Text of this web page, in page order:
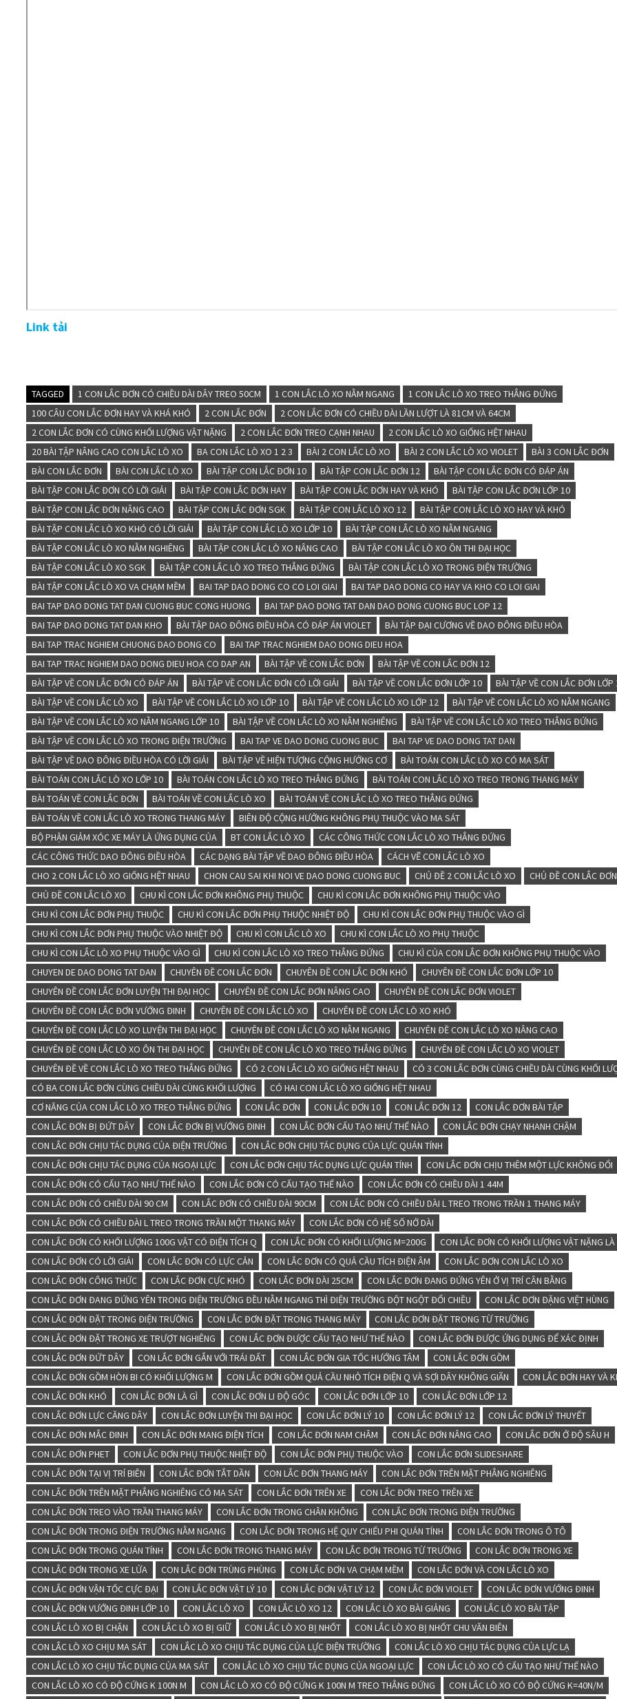
Link tải
TAGGED 1 CON LẮC ĐƠN CÓ CHIỀU DÀI DÂY TREO 50CM 1 CON LẮC LÒ XO NẰM NGANG
1 CON LẮC LÒ XO TREO THẲNG ĐỨNG
100 CÂU CON LẮC ĐƠN HAY VÀ KHÁ KHÓ
2 CON LẮC ĐƠN
2 CON LẮC ĐƠN CÓ CHIỀU DÀI LẦN LƯỢT LÀ 81CM VÀ 64CM
2 CON LẮC ĐƠN CÓ CÙNG KHỐI LƯỢNG VẬT NẶNG
2 CON LẮC ĐƠN TREO CẠNH NHAU
2 CON LẮC LÒ XO GIỐNG HỆT NHAU
20 BÀI TẬP NÂNG CAO CON LẮC LÒ XO
BA CON LẮC LÒ XO 1 2 3 BÀI 2 CON LẮC LÒ XO BÀI 2 CON LẮC LÒ XO VIOLET
BÀI 3 CON LẮC ĐƠN
BÀI CON LẮC ĐƠN
BÀI CON LẮC LÒ XO BÀI TẬP CON LẮC ĐƠN 10 BÀI TẬP CON LẮC ĐƠN 12
BÀI TẬP CON LẮC ĐƠN CÓ ĐÁP ÁN
BÀI TẬP CON LẮC ĐƠN CÓ LỜI GIẢI
BÀI TẬP CON LẮC ĐƠN HAY BÀI TẬP CON LẮC ĐƠN HAY VÀ KHÓ
BÀI TẬP CON LẮC ĐƠN LỚP 10
BÀI TẬP CON LẮC ĐƠN NÂNG CAO
BÀI TẬP CON LẮC ĐƠN SGK BÀI TẬP CON LẮC LÒ XO 12
BÀI TẬP CON LẮC LÒ XO HAY VÀ KHÓ
BÀI TẬP CON LẮC LÒ XO KHÓ CÓ LỜI GIẢI
BÀI TẬP CON LẮC LÒ XO LỚP 10
BÀI TẬP CON LẮC LÒ XO NẰM NGANG
BÀI TẬP CON LẮC LÒ XO NẰM NGHIÊNG
BÀI TẬP CON LẮC LÒ XO NÂNG CAO
BÀI TẬP CON LẮC LÒ XO ÔN THI ĐẠI HỌC
BÀI TẬP CON LẮC LÒ XO SGK
BÀI TẬP CON LẮC LÒ XO TREO THẲNG ĐỨNG
BÀI TẬP CON LẮC LÒ XO TRONG ĐIỆN TRƯỜNG
BÀI TẬP CON LẮC LÒ XO VA CHẠM MỀM
BAI TAP DAO DONG CO CO LOI GIAI
BAI TAP DAO DONG CO HAY VA KHO CO LOI GIAI
BAI TAP DAO DONG TAT DAN CUONG BUC CONG HUONG
BAI TAP DAO DONG TAT DAN DAO DONG CUONG BUC LOP 12
BAI TAP DAO DONG TAT DAN KHO
BÀI TẬP DAO ĐÔNG ĐIỀU HÒA CÓ ĐÁP ÁN VIOLET
BÀI TẬP ĐẠI CƯƠNG VỀ DAO ĐÔNG ĐIỀU HÒA
BAI TAP TRAC NGHIEM CHUONG DAO DONG CO
BAI TAP TRAC NGHIEM DAO DONG DIEU HOA
BAI TAP TRAC NGHIEM DAO DONG DIEU HOA CO DAP AN
BÀI TẬP VỀ CON LẮC ĐƠN
BÀI TẬP VỀ CON LẮC ĐƠN 12
BÀI TẬP VỀ CON LẮC ĐƠN CÓ ĐÁP ÁN
BÀI TẬP VỀ CON LẮC ĐƠN CÓ LỜI GIẢI BÀI TẬP VỀ CON LẮC ĐƠN LỚP 10
BÀI TẬP VỀ CON LẮC ĐƠN LỚP
BÀI TẬP VỀ CON LẮC LÒ XO
BÀI TẬP VỀ CON LẮC LÒ XO LỚP 10 BÀI TẬP VỀ CON LẮC LÒ XO LỚP 12
BÀI TẬP VỀ CON LẮC LÒ XO NẰM NGANG
BÀI TẬP VỀ CON LẮC LÒ XO NẰM NGANG LỚP 10
BÀI TẬP VỀ CON LẮC LÒ XO NẰM NGHIÊNG
BÀI TẬP VỀ CON LẮC LÒ XO TREO THẲNG ĐỨNG
BÀI TẬP VỀ CON LẮC LÒ XO TRONG ĐIỆN TRƯỜNG
BAI TAP VE DAO DONG CUONG BUC
BAI TAP VE DAO DONG TAT DAN
BÀI TẬP VỀ DAO ĐÔNG ĐIỀU HÒA CÓ LỜI GIẢI
BÀI TẬP VỀ HIỆN TƯỢNG CỘNG HƯỞNG CƠ
BÀI TOÁN CON LẮC LÒ XO CÓ MA SÁT
BÀI TOÁN CON LẮC LÒ XO LỚP 10
BÀI TOÁN CON LẮC LÒ XO TREO THẲNG ĐỨNG
BÀI TOÁN CON LẮC LÒ XO TREO TRONG THANG MÁY
BÀI TOÁN VỀ CON LẮC ĐƠN
BÀI TOÁN VỀ CON LẮC LÒ XO
BÀI TOÁN VỀ CON LẮC LÒ XO TREO THẲNG ĐỨNG
BÀI TOÁN VỀ CON LẮC LÒ XO TRONG THANG MÁY
BIÊN ĐỘ CỘNG HƯỞNG KHÔNG PHỤ THUỘC VÀO MA SÁT
BỘ PHẬN GIẢM XÓC XE MÁY LÀ ỨNG DỤNG CỦA
BT CON LẮC LÒ XO
CÁC CÔNG THỨC CON LẮC LÒ XO THẲNG ĐỨNG
CÁC CÔNG THỨC DAO ĐÔNG ĐIỀU HÒA
CÁC DẠNG BÀI TẬP VỀ DAO ĐÔNG ĐIỀU HÒA
CÁCH VẼ CON LẮC LÒ XO
CHO 2 CON LẮC LÒ XO GIỐNG HỆT NHAU
CHON CAU SAI KHI NOI VE DAO DONG CUONG BUC CHỦ ĐỀ 2 CON LẮC LÒ XO
CHỦ ĐỀ CON LẮC ĐƠN
CHỦ ĐỀ CON LẮC LÒ XO
CHU KÌ CON LẮC ĐƠN KHÔNG PHỤ THUỘC
CHU KÌ CON LẮC ĐƠN KHÔNG PHỤ THUỘC VÀO
CHU KÌ CON LẮC ĐƠN PHỤ THUỘC
CHU KÌ CON LẮC ĐƠN PHỤ THUỘC NHIỆT ĐỘ
CHU KÌ CON LẮC ĐƠN PHỤ THUỘC VÀO GÌ
CHU KÌ CON LẮC ĐƠN PHỤ THUỘC VÀO NHIỆT ĐỘ
CHU KÌ CON LẮC LÒ XO
CHU KÌ CON LẮC LÒ XO PHỤ THUỘC
CHU KÌ CON LẮC LÒ XO PHỤ THUỘC VÀO GÌ
CHU KÌ CON LẮC LÒ XO TREO THẲNG ĐỨNG
CHU KÌ CỦA CON LẮC ĐƠN KHÔNG PHỤ THUỘC VÀO
CHUYEN DE DAO DONG TAT DAN
CHUYÊN ĐỀ CON LẮC ĐƠN CHUYÊN ĐỀ CON LẮC ĐƠN KHÓ
CHUYÊN ĐỀ CON LẮC ĐƠN LỚP 10
CHUYÊN ĐỀ CON LẮC ĐƠN LUYỆN THI ĐẠI HỌC
CHUYÊN ĐỀ CON LẮC ĐƠN NÂNG CAO
CHUYÊN ĐỀ CON LẮC ĐƠN VIOLET
CHUYÊN ĐỀ CON LẮC ĐƠN VƯỚNG ĐINH
CHUYÊN ĐỀ CON LẮC LÒ XO
CHUYÊN ĐỀ CON LẮC LÒ XO KHÓ
CHUYÊN ĐỀ CON LẮC LÒ XO LUYỆN THI ĐẠI HỌC
CHUYÊN ĐỀ CON LẮC LÒ XO NẰM NGANG
CHUYÊN ĐỀ CON LẮC LÒ XO NÂNG CAO
CHUYÊN ĐỀ CON LẮC LÒ XO ÔN THI ĐẠI HỌC
CHUYÊN ĐỀ CON LẮC LÒ XO TREO THẲNG ĐỨNG
CHUYÊN ĐỀ CON LẮC LÒ XO VIOLET
CHUYÊN ĐỀ VỀ CON LẮC LÒ XO TREO THẲNG ĐỨNG
CÓ 2 CON LẮC LÒ XO GIỐNG HỆT NHAU
CÓ 3 CON LẮC ĐƠN CÙNG CHIỀU DÀI CÙNG KHỐI
CÓ BA CON LẮC ĐƠN CÙNG CHIỀU DÀI CÙNG KHỐI LƯỢNG
CÓ HAI CON LẮC LÒ XO GIỐNG HỆT NHAU
CƠ NĂNG CỦA CON LẮC LÒ XO TREO THẲNG ĐỨNG
CON LẮC ĐƠN CON LẮC ĐƠN 10 CON LẮC ĐƠN 12
CON LẮC ĐƠN BÀI TẬP
CON LẮC ĐƠN BỊ ĐỨT DÂY
CON LẮC ĐƠN BỊ VƯỚNG ĐINH CON LẮC ĐƠN CẤU TẠO NHƯ THẾ NÀO
CON LẮC ĐƠN CHẠY NHANH CHẬM
CON LẮC ĐƠN CHỊU TÁC DỤNG CỦA ĐIỆN TRƯỜNG
CON LẮC ĐƠN CHỊU TÁC DỤNG CỦA LỰC QUÁN TÍNH
CON LẮC ĐƠN CHỊU TÁC DỤNG CỦA NGOẠI LỰC
CON LẮC ĐƠN CHỊU TÁC DỤNG LỰC QUÁN TÍNH
CON LẮC ĐƠN CHỊU THÊM MỘT LỰC KHÔNG ĐỔI
CON LẮC ĐƠN CÓ CẤU TẠO NHƯ THẾ NÀO
CON LẮC ĐƠN CÓ CẤU TẠO THẾ NÀO
CON LẮC ĐƠN CÓ CHIỀU DÀI 1 44M
CON LẮC ĐƠN CÓ CHIỀU DÀI 90 CM
CON LẮC ĐƠN CÓ CHIỀU DÀI 90CM
CON LẮC ĐƠN CÓ CHIỀU DÀI L TREO TRONG TRẦN 1 THANG MÁY
CON LẮC ĐƠN CÓ CHIỀU DÀI L TREO TRONG TRẦN MỘT THANG MÁY
CON LẮC ĐƠN CÓ HỆ SỐ NỞ DÀI
CON LẮC ĐƠN CÓ KHỐI LƯỢNG 100G VẬT CÓ ĐIỆN TÍCH Q
CON LẮC ĐƠN CÓ KHỐI LƯỢNG M=200G
CON LẮC ĐƠN CÓ KHỐI LƯỢNG VẬT NẶNG
CON LẮC ĐƠN CÓ LỜI GIẢI
CON LẮC ĐƠN CÓ LỰC CẢN CON LẮC ĐƠN CÓ QUẢ CẦU TÍCH ĐIỆN ÂM
CON LẮC ĐƠN CON LẮC LÒ XO
CON LẮC ĐƠN CÔNG THỨC
CON LẮC ĐƠN CỰC KHÓ CON LẮC ĐƠN DÀI 25CM
CON LẮC ĐƠN ĐANG ĐỨNG YÊN Ở VỊ TRÍ CÂN BẰNG
CON LẮC ĐƠN ĐANG ĐỨNG YÊN TRONG ĐIỆN TRƯỜNG ĐỀU NẰM NGANG THÌ ĐIỆN TRƯỜNG ĐỘT NGỘT ĐỔI CHIỀU
CON LẮC ĐƠN ĐẶNG VIỆT HÙNG
CON LẮC ĐƠN ĐẶT TRONG ĐIỆN TRƯỜNG
CON LẮC ĐƠN ĐẶT TRONG THANG MÁY
CON LẮC ĐƠN ĐẶT TRONG TỪ TRƯỜNG
CON LẮC ĐƠN ĐẶT TRONG XE TRƯỢT NGHIÊNG
CON LẮC ĐƠN ĐƯỢC CẤU TẠO NHƯ THẾ NÀO
CON LẮC ĐƠN ĐƯỢC ỨNG DỤNG ĐỂ XÁC ĐỊNH
CON LẮC ĐƠN ĐỨT DÂY
CON LẮC ĐƠN GẮN VỚI TRÁI ĐẤT CON LẮC ĐƠN GIA TỐC HƯỚNG TÂM
CON LẮC ĐƠN GỒM
CON LẮC ĐƠN GỒM HÒN BI CÓ KHỐI LƯỢNG M
CON LẮC ĐƠN GỒM QUẢ CẦU NHỎ TÍCH ĐIỆN Q VÀ SỢI DÂY KHÔNG GIÃN
CON LẮC ĐƠN HAY VÀ
CON LẮC ĐƠN KHÓ
CON LẮC ĐƠN LÀ GÌ CON LẮC ĐƠN LI ĐỘ GÓC CON LẮC ĐƠN LỚP 10
CON LẮC ĐƠN LỚP 12
CON LẮC ĐƠN LỰC CĂNG DÂY
CON LẮC ĐƠN LUYỆN THI ĐẠI HỌC CON LẮC ĐƠN LÝ 10 CON LẮC ĐƠN LÝ 12
CON LẮC ĐƠN LÝ THUYẾT
CON LẮC ĐƠN MẮC ĐINH
CON LẮC ĐƠN MANG ĐIỆN TÍCH CON LẮC ĐƠN NAM CHÂM CON LẮC ĐƠN NÂNG CAO
CON LẮC ĐƠN Ở ĐỘ SÂU H
CON LẮC ĐƠN PHET
CON LẮC ĐƠN PHỤ THUỘC NHIỆT ĐỘ CON LẮC ĐƠN PHỤ THUỘC VÀO
CON LẮC ĐƠN SLIDESHARE
CON LẮC ĐƠN TẠI VỊ TRÍ BIÊN
CON LẮC ĐƠN TẮT DẦN CON LẮC ĐƠN THANG MÁY
CON LẮC ĐƠN TRÊN MẶT PHẲNG NGHIÊNG
CON LẮC ĐƠN TRÊN MẶT PHẲNG NGHIÊNG CÓ MA SÁT
CON LẮC ĐƠN TRÊN XE
CON LẮC ĐƠN TREO TRÊN XE
CON LẮC ĐƠN TREO VÀO TRẦN THANG MÁY
CON LẮC ĐƠN TRONG CHÂN KHÔNG
CON LẮC ĐƠN TRONG ĐIỆN TRƯỜNG
CON LẮC ĐƠN TRONG ĐIỆN TRƯỜNG NẰM NGANG
CON LẮC ĐƠN TRONG HỆ QUY CHIẾU PHI QUÁN TÍNH
CON LẮC ĐƠN TRONG Ô TÔ
CON LẮC ĐƠN TRONG QUÁN TÍNH
CON LẮC ĐƠN TRONG THANG MÁY CON LẮC ĐƠN TRONG TỪ TRƯỜNG
CON LẮC ĐƠN TRONG XE
CON LẮC ĐƠN TRONG XE LỬA
CON LẮC ĐƠN TRÙNG PHÙNG CON LẮC ĐƠN VA CHẠM MỀM
CON LẮC ĐƠN VÀ CON LẮC LÒ XO
CON LẮC ĐƠN VẬN TỐC CỰC ĐẠI
CON LẮC ĐƠN VẬT LÝ 10 CON LẮC ĐƠN VẬT LÝ 12 CON LẮC ĐƠN VIOLET
CON LẮC ĐƠN VƯỚNG ĐINH
CON LẮC ĐƠN VƯỚNG ĐINH LỚP 10
CON LẮC LÒ XO CON LẮC LÒ XO 12 CON LẮC LÒ XO BÀI GIẢNG
CON LẮC LÒ XO BÀI TẬP
CON LẮC LÒ XO BỊ CHẶN
CON LẮC LÒ XO BỊ GIỮ CON LẮC LÒ XO BỊ NHỐT
CON LẮC LÒ XO BỊ NHỐT CHU VĂN BIÊN
CON LẮC LÒ XO CHỊU MA SÁT
CON LẮC LÒ XO CHỊU TÁC DỤNG CỦA LỰC ĐIỆN TRƯỜNG
CON LẮC LÒ XO CHỊU TÁC DỤNG CỦA LỰC LẠ
CON LẮC LÒ XO CHỊU TÁC DỤNG CỦA MA SÁT
CON LẮC LÒ XO CHỊU TÁC DỤNG CỦA NGOẠI LỰC
CON LẮC LÒ XO CÓ CẤU TẠO NHƯ THẾ NÀO
CON LẮC LÒ XO CÓ ĐỘ CỨNG K 100N M
CON LẮC LÒ XO CÓ ĐỘ CỨNG K 100N M TREO THẲNG ĐỨNG
CON LẮC LÒ XO CÓ ĐỘ CỨNG K=40N/M